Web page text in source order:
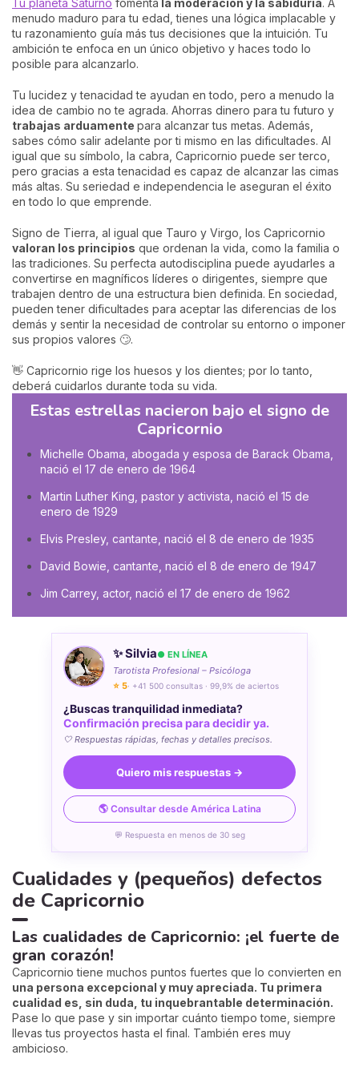
Tu planeta Saturno fomenta la moderación y la sabiduría. A
menudo maduro para tu edad, tienes una lógica implacable y
tu razonamiento guía más tus decisiones que la intuición. Tu
ambición te enfoca en un único objetivo y haces todo lo
posible para alcanzarlo.
Tu lucidez y tenacidad te ayudan en todo, pero a menudo la
idea de cambio no te agrada. Ahorras dinero para tu futuro y
trabajas arduamente para alcanzar tus metas. Además,
sabes cómo salir adelante por ti mismo en las dificultades. Al
igual que su símbolo, la cabra, Capricornio puede ser terco,
pero gracias a esta tenacidad es capaz de alcanzar las cimas
más altas. Su seriedad e independencia le aseguran el éxito
en todo lo que emprende.
Signo de Tierra, al igual que Tauro y Virgo, los Capricornio
valoran los principios que ordenan la vida, como la familia o
las tradiciones. Su perfecta autodisciplina puede ayudarles a
convertirse en magníficos líderes o dirigentes, siempre que
trabajen dentro de una estructura bien definida. En sociedad,
pueden tener dificultades para aceptar las diferencias de los
demás y sentir la necesidad de controlar su entorno o imponer
sus propios valores 🙄.
👋 Capricornio rige los huesos y los dientes; por lo tanto,
deberá cuidarlos durante toda su vida.
Estas estrellas nacieron bajo el signo de
Capricornio
Michelle Obama, abogada y esposa de Barack Obama,
nació el 17 de enero de 1964
Martin Luther King, pastor y activista, nació el 15 de
enero de 1929
Elvis Presley, cantante, nació el 8 de enero de 1935
David Bowie, cantante, nació el 8 de enero de 1947
Jim Carrey, actor, nació el 17 de enero de 1962
✨ Silvia● EN LÍNEA
Tarotista Profesional – Psicóloga
⭐ 5· +41 500 consultas · 99,9% de aciertos
¿Buscas tranquilidad inmediata?
Confirmación precisa para decidir ya.
🤍 Respuestas rápidas, fechas y detalles precisos.
Quiero mis respuestas →
🌎 Consultar desde América Latina
💬 Respuesta en menos de 30 seg
Cualidades y (pequeños) defectos
de Capricornio
Las cualidades de Capricornio: ¡el fuerte de
gran corazón!
Capricornio tiene muchos puntos fuertes que lo convierten en
una persona excepcional y muy apreciada. Tu primera
cualidad es, sin duda, tu inquebrantable determinación.
Pase lo que pase y sin importar cuánto tiempo tome, siempre
llevas tus proyectos hasta el final. También eres muy
ambicioso.